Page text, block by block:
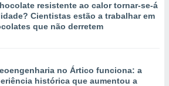
resistente ao calor tornar-se-á
Cientistas estão a trabalhar em
que não derretem
no Ártico funciona: a
histórica que aumentou a